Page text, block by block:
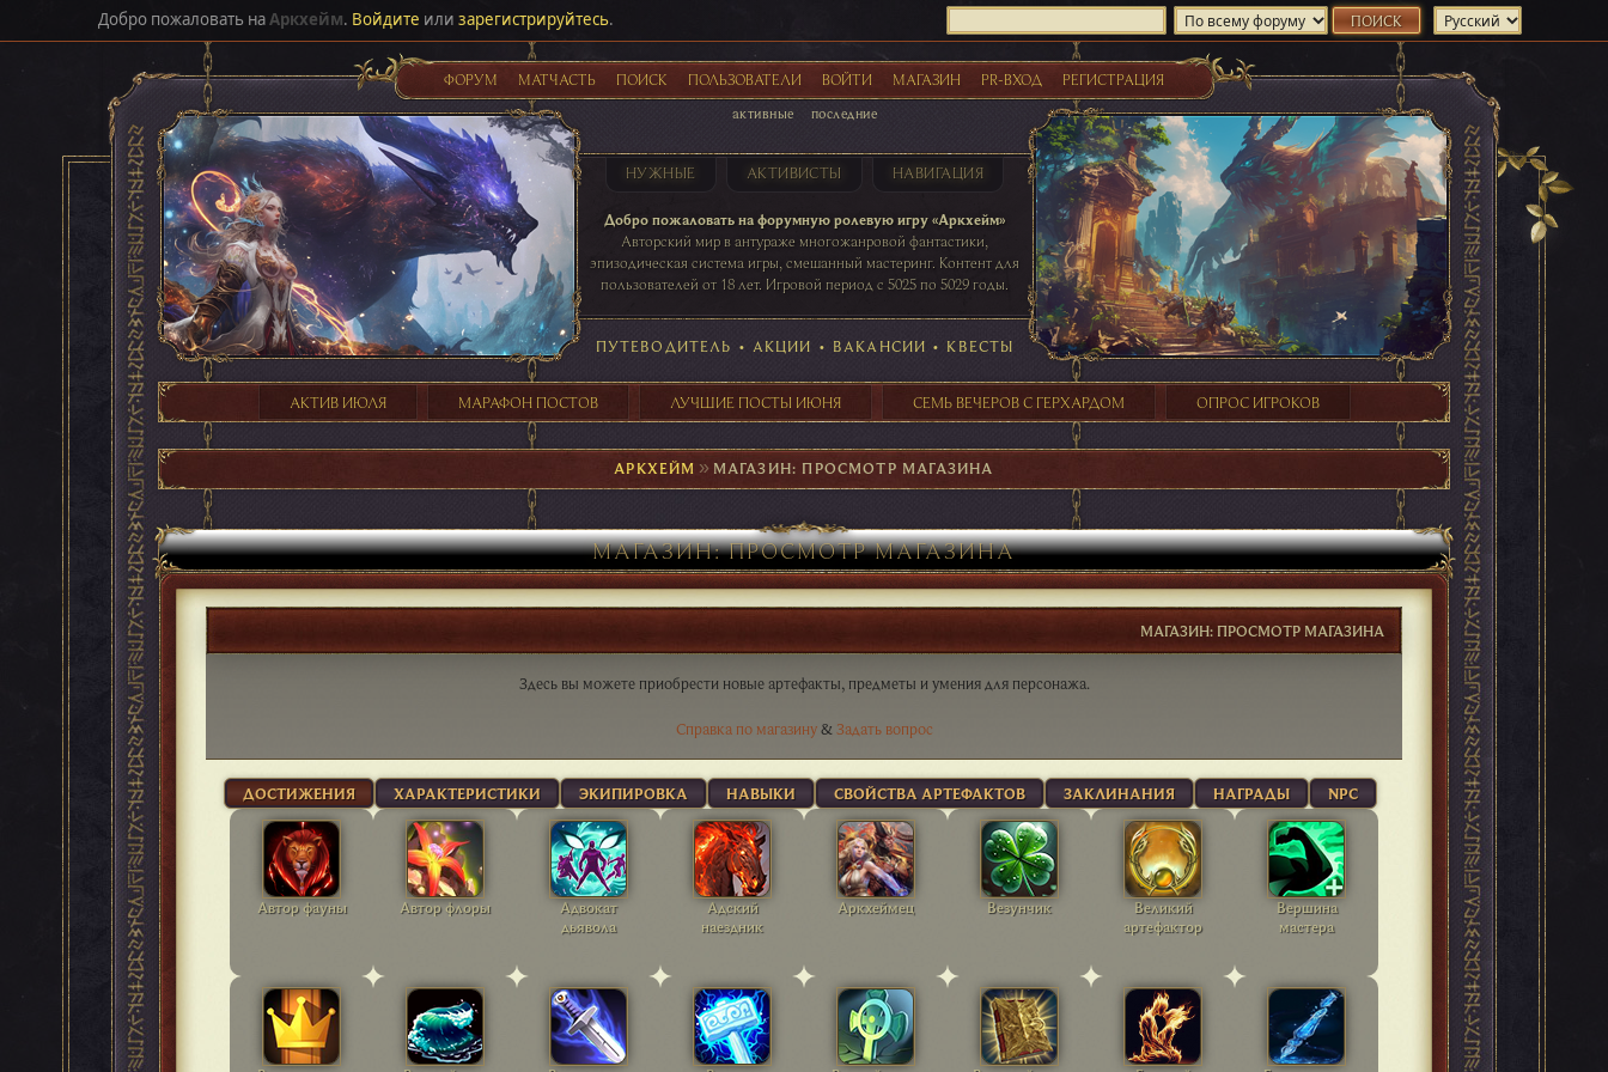
Добро пожаловать наАркхейм. Войдите или зарегистрируйтесь.
ФОРУМ МАТЧАСТЬ ПОИСК ПОЛЬЗОВАТЕЛИ ВОЙТИ МАГАЗИН PR-ВХОД РЕГИСТРАЦИЯ
активные последние
НУЖНЫЕ АКТИВИСТЫ НАВИГАЦИЯ
Добро пожаловать на форумную ролевую игру «Аркхейм»
Авторский мир в антураже многожанровой фантастики,
эпизодическая система игры, смешанный мастеринг. Контент для
пользователей от 18 лет. Игровой период с 5025 по 5029 годы.
таблице игровой активности
41 ПОСТОВ 31 ПОСТОВ 29 ПОСТОВ 24 ПОСТОВ
ПУТЕВОДИТЕЛЬ • АКЦИИ • ВАКАНСИИ • КВЕСТЫ
АКТИВ ИЮЛЯ МАРАФОН ПОСТОВ ЛУЧШИЕ ПОСТЫ ИЮНЯ СЕМЬ ВЕЧЕРОВ С ГЕРХАРДОМ ОПРОС ИГРОКОВ
АРКХЕЙМ ►МАГАЗИН: ПРОСМОТР МАГАЗИНА
МАГАЗИН: ПРОСМОТР МАГАЗИНА
МАГАЗИН: ПРОСМОТР МАГАЗИНА
Здесь вы можете приобрести новые артефакты, предметы и умения для персонажа.
Справка по магазину& Задать вопрос
ДОСТИЖЕНИЯ ХАРАКТЕРИСТИКИ ЭКИПИРОВКА НАВЫКИ СВОЙСТВА АРТЕФАКТОВ ЗАКЛИНАНИЯ НАГРАДЫ NPC
Автор фауны Автор флоры
Адвокат
дьявола
Адский
наездник
Аркхеймец Везунчик
Великий
артефактор
Вершина
мастера